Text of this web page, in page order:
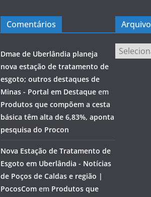
Comentários
Dmae de Uberlândia planeja
nova estação de tratamento de
esgoto; outros destaques de
Minas - Portal em Destaque em
Produtos que compõem a cesta
básica têm alta de 6,83%, aponta
pesquisa do Procon
Nova Estação de Tratamento de
Esgoto em Uberlândia - Notícias
de Poços de Caldas e região |
PocosCom em Produtos que
Arquivo
Arquivo